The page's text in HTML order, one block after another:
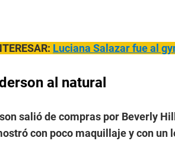
Luciana Salazarfue al
al natural
salió de compras por Beverly
con poco maquillaje y con un